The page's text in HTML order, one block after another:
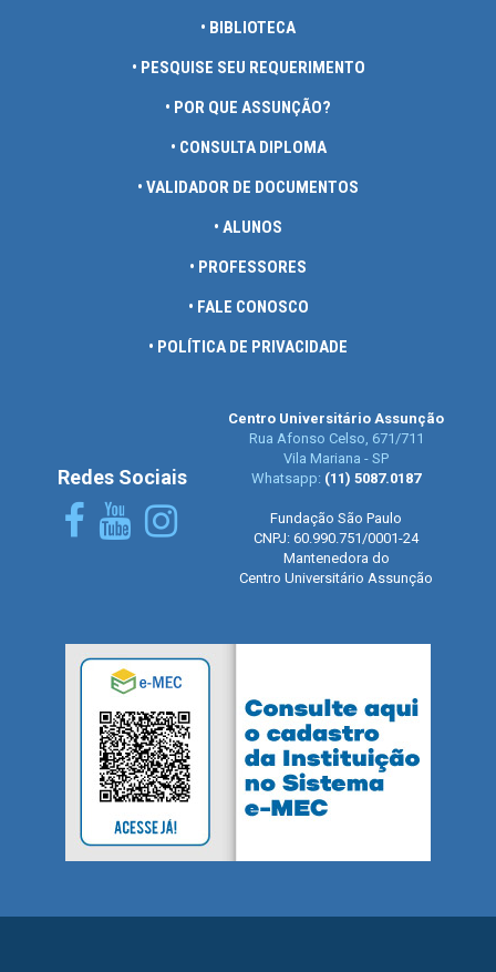
• BIBLIOTECA
• PESQUISE SEU REQUERIMENTO
• POR QUE ASSUNÇÃO?
• CONSULTA DIPLOMA
• VALIDADOR DE DOCUMENTOS
• ALUNOS
• PROFESSORES
• FALE CONOSCO
• POLÍTICA DE PRIVACIDADE
Redes Sociais
Centro Universitário Assunção
Rua Afonso Celso, 671/711
Vila Mariana - SP
Whatsapp: (11) 5087.0187
Fundação São Paulo
CNPJ: 60.990.751/0001-24
Mantenedora do
Centro Universitário Assunção